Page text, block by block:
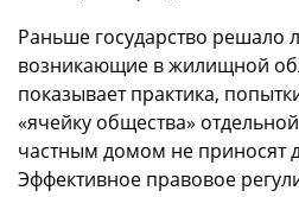
Раньше государство
возникающие в жилищной
показывает практика,
«ячейку общества»
частным домом не приносят
Эффективное правовое